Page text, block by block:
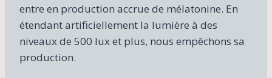
entre en production accrue de mélatonine. En
étendant artificiellement la lumière à des
niveaux de 500 lux et plus, nous empêchons sa
production.